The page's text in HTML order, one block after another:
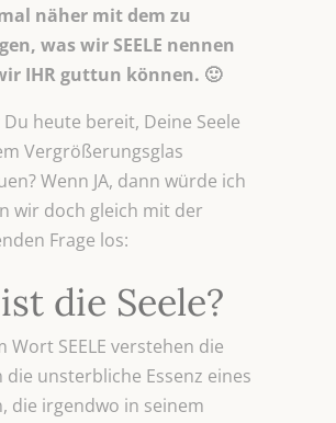
näher mit dem zu
was wir SEELE nennen
IHR guttun können. 🙂
heute bereit, Deine Seele
Vergrößerungsglas
Wenn JA, dann würde ich
wir doch gleich mit der
Frage los:
die Seele?
Wort SEELE verstehen die
die unsterbliche Essenz eines
die irgendwo in seinem